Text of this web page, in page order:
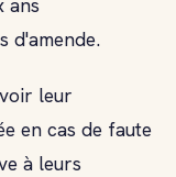
d'amende.
leur
en cas de faute
à leurs